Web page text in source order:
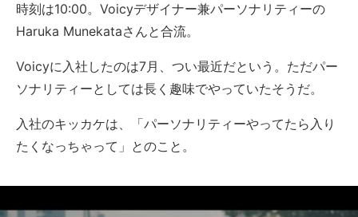
時刻は10:00。Voicyデザイナー兼パーソナリティーの
Haruka Munekataさんと合流。
Voicyに入社したのは7月、つい最近だという。ただパー
ソナリティーとしては長く趣味でやっていたそうだ。
入社のキッカケは、「パーソナリティーやってたら入り
たくなっちゃって」とのこと。